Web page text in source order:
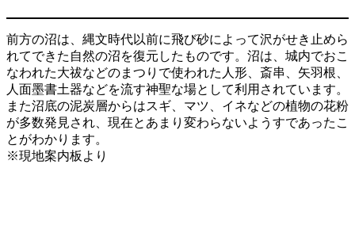
前方の沼は、縄文時代以前に飛び砂によって沢がせき止めら
れてできた自然の沼を復元したものです。沼は、城内でおこ
なわれた大祓などのまつりで使われた人形、斎串、矢羽根、
人面墨書土器などを流す神聖な場として利用されています。
また沼底の泥炭層からはスギ、マツ、イネなどの植物の花粉
が多数発見され、現在とあまり変わらないようすであったこ
とがわかります。
※現地案内板より